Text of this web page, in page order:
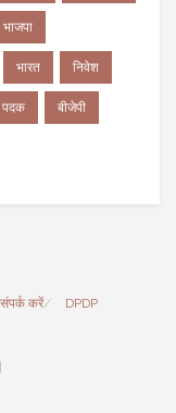
भाजपा
भारत निवेश
पदक बीजेपी
संपर्क करें DPDP